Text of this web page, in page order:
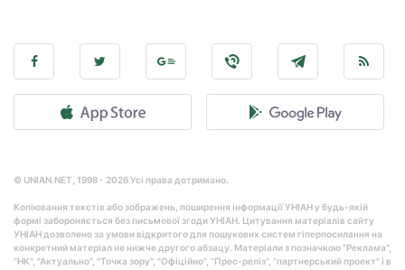
© UNIAN.NET, 1998 - 2026 Усі права дотримано.
Копіювання текстів або зображень, поширення інформації УНІАН у будь-якій
формі забороняється без письмової згоди УНІАН. Цитування матеріалів сайту
УНІАН дозволено за умови відкритого для пошукових систем гіперпосилання на
конкретний матеріал не нижче другого абзацу. Матеріали з позначкою "Реклама",
"НК", "Актуально", "Точка зору", "Офіційно", "Прес-реліз", "партнерський проект" і в